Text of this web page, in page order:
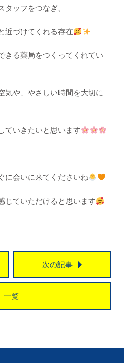
ッフをつなぎ、
近づけてくれる存在
きる薬局をつくってくれてい
気や、やさしい時間を大切に
ていきたいと思います
に会いに来てくださいね
じていただけると思います
一覧
次の記事